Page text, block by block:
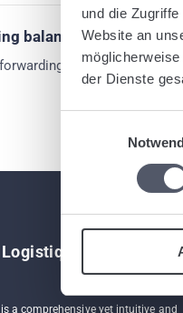
und die
Website an
der Dienste
balance for a pallet
software, you can
a comprehensive yet intuitive and